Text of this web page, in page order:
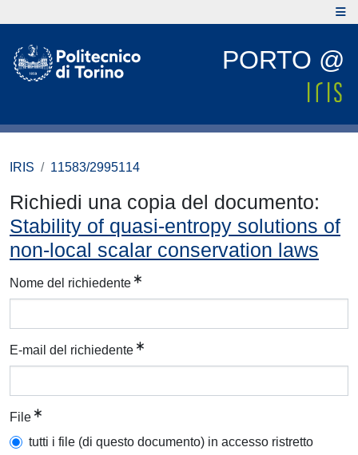
PORTO @
IRIS 11583/2995114
Richiedi una copia del documento:
Stability of quasi-entropy solutions of
non-local scalar conservation laws
Nome del richiedente
E-mail del richiedente
File
tutti i file (di questo documento) in accesso ristretto